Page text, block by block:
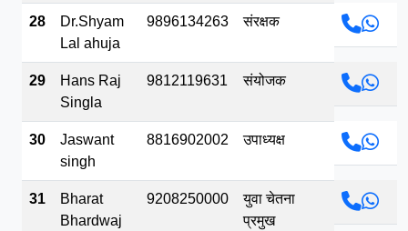
28
Dr.Shyam
Lal ahuja
9896134263 संरक्षक
29
Hans Raj
Singla
9812119631 संयोजक
30
Jaswant
singh
8816902002 उपाध्यक्ष
31
Bharat
Bhardwaj
9208250000
युवा चेतना
प्रमुख